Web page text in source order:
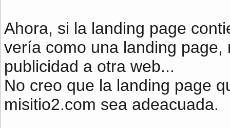
Ahora, si la landing page
vería como una landing
publicidad a otra web...
No creo que la landing page
misitio2.com sea adeacuada.